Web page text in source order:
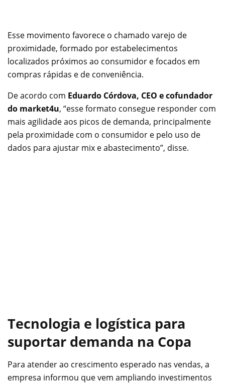
Esse movimento favorece o chamado varejo de
proximidade, formado por estabelecimentos
localizados próximos ao consumidor e focados em
compras rápidas e de conveniência.
De acordo com Eduardo Córdova, CEO e cofundador
do market4u, “esse formato consegue responder com
mais agilidade aos picos de demanda, principalmente
pela proximidade com o consumidor e pelo uso de
dados para ajustar mix e abastecimento”, disse.
Tecnologia e logística para
suportar demanda na Copa
Para atender ao crescimento esperado nas vendas, a
empresa informou que vem ampliando investimentos